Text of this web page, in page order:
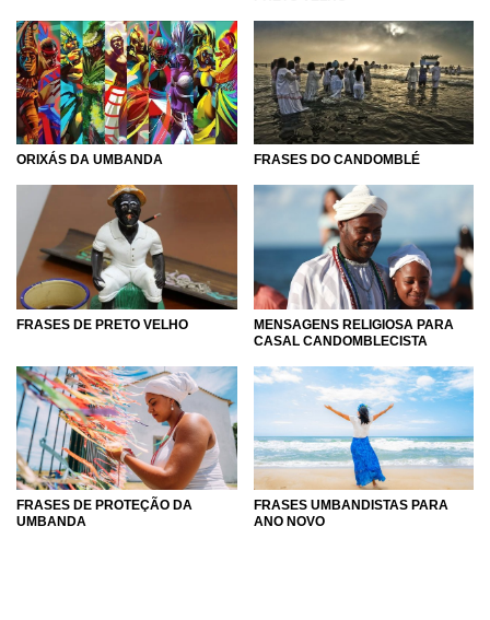
chegou até aqui, é hora de se interiorizar, aprender sobre
cada uma delas e levar consigo a principal lição que
qualquer religião poderia ensinar: o amor ao próximo! Por
isso, conheça mais sobre o Candomblé e a Umbanda,
aprofunde-se em seus ensinamentos e leve em seu
coração tudo aquilo de bom que puder absorver com
essas religiões e suas crenças. A espiritualidade é um bem
a ser cultivado, cabe a nós escolhermos a forma que
cuidaremos de nossas almas. Você está cuidando da sua?
ORIXÁS DA UMBANDA FRASES DO CANDOMBLÉ
FRASES DE PRETO VELHO
MENSAGENS RELIGIOSA PARA
CASAL CANDOMBLECISTA
FRASES DE PROTEÇÃO DA
UMBANDA
FRASES UMBANDISTAS PARA
ANO NOVO